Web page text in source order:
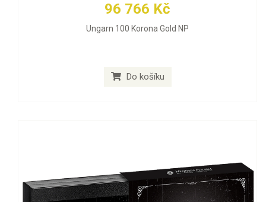
96 766 Kč
Ungarn 100 Korona Gold NP
Do košíku